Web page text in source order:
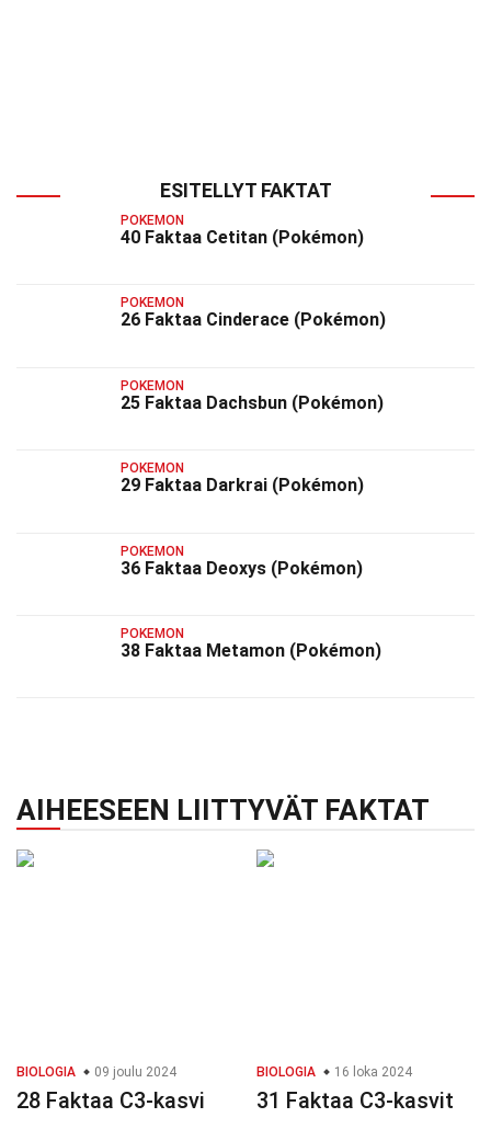
ESITELLYT FAKTAT
POKEMON
40 Faktaa Cetitan (Pokémon)
POKEMON
26 Faktaa Cinderace (Pokémon)
POKEMON
25 Faktaa Dachsbun (Pokémon)
POKEMON
29 Faktaa Darkrai (Pokémon)
POKEMON
36 Faktaa Deoxys (Pokémon)
POKEMON
38 Faktaa Metamon (Pokémon)
AIHEESEEN LIITTYVÄT FAKTAT
BIOLOGIA 09 joulu 2024
28 Faktaa C3-kasvi
BIOLOGIA 16 loka 2024
31 Faktaa C3-kasvit